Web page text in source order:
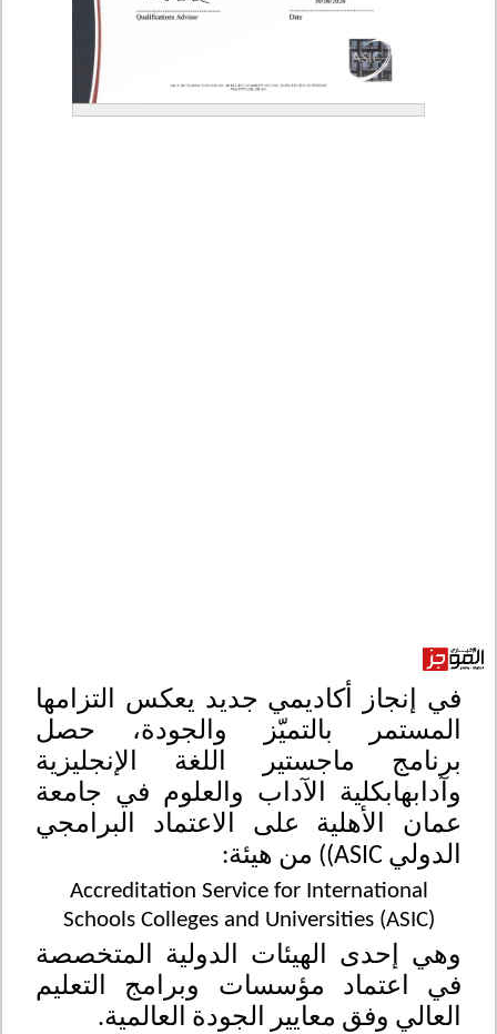
في إنجاز أكاديمي جديد يعكس التزامها
المستمر بالتميز والجودة، حصل
برنامج ماجستير اللغة الإنجليزية
وآدابهابكلية الآداب والعلوم في جامعة
عمان الأهلية على الاعتماد البرامجي
الدولي ASIC)
) من هيئة:
Accreditation Service for International
Schools Colleges and Universities (ASIC)
وهي إحدى الهيئات الدولية المتخصصة
في اعتماد مؤسسات وبرامج التعليم
العالي وفق معايير الجودة العالمية.